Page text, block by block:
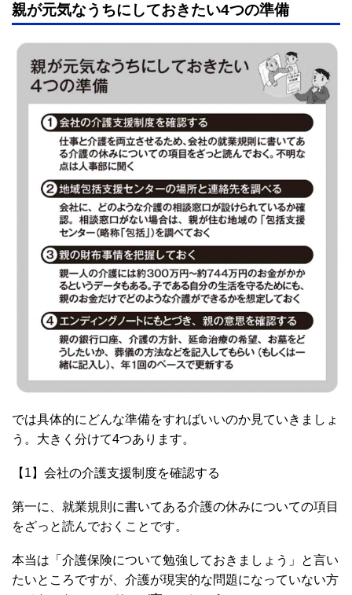
親が元気なうちにしておきたい4つの準備
では具体的にどんな準備をすればいいのか見ていきましょ
う。大きく分けて4つあります。
【1】会社の介護支援制度を確認する
第一に、就業規則に書いてある介護の休みについての項目
をざっと読んでおくことです。
本当は「介護保険について勉強しておきましょう」と言い
たいところですが、介護が現実的な問題になっていない方